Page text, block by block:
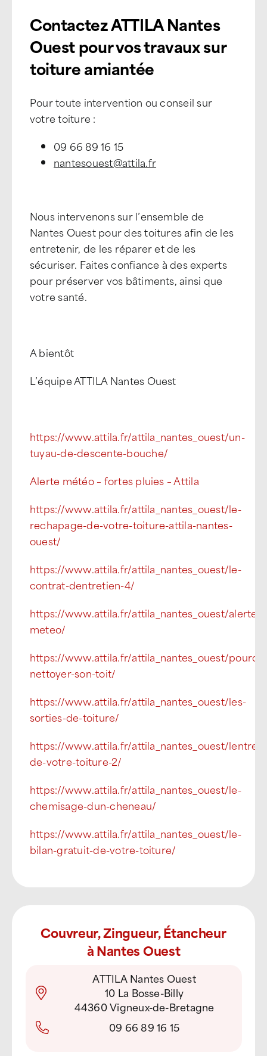
Contactez ATTILA Nantes
Ouest pour vos travaux sur
toiture amiantée
Pour toute intervention ou conseil sur
votre toiture :
09 66 89 16 15
nantesouest@attila.fr
Nous intervenons sur l’ensemble de
Nantes Ouest pour des toitures afin de les
entretenir, de les réparer et de les
sécuriser. Faites confiance à des experts
pour préserver vos bâtiments, ainsi que
votre santé.
A bientôt
L’équipe ATTILA Nantes Ouest
https://www.attila.fr/attila_nantes_ouest/un-
tuyau-de-descente-bouche/
Alerte météo – fortes pluies – Attila
https://www.attila.fr/attila_nantes_ouest/le-
rechapage-de-votre-toiture-attila-nantes-
ouest/
https://www.attila.fr/attila_nantes_ouest/le-
contrat-dentretien-4/
https://www.attila.fr/attila_nantes_ouest/alerte-
meteo/
https://www.attila.fr/attila_nantes_ouest/
nettoyer-son-toit/
https://www.attila.fr/attila_nantes_ouest/les-
sorties-de-toiture/
https://www.attila.fr/attila_nantes_ouest/
de-votre-toiture-2/
https://www.attila.fr/attila_nantes_ouest/le-
chemisage-dun-cheneau/
https://www.attila.fr/attila_nantes_ouest/le-
bilan-gratuit-de-votre-toiture/
Couvreur, Zingueur, Étancheur
à Nantes Ouest
ATTILA Nantes Ouest
10 La Bosse-Billy
44360 Vigneux-de-Bretagne
09 66 89 16 15